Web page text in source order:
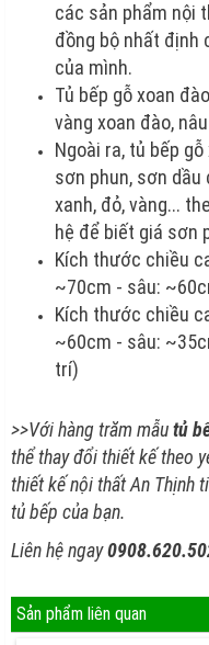
các sản phẩm nội
đồng bộ nhất định
của mình.
Tủ bếp gỗ xoan
vàng xoan đào,
Ngoài ra, tủ bếp
sơn phun, sơn
xanh, đỏ, vàng...
hệ để biết giá sơn
Kích thước chiều
~70cm - sâu:
Kích thước chiều
~60cm - sâu:
trí)
>>Với hàng trăm mẫutủ
thể thay đổi thiết kế theo
thiết kế nội thất An Thịnh
tủ bếp của bạn.
Liên hệ ngay
Sản phẩm liên quan